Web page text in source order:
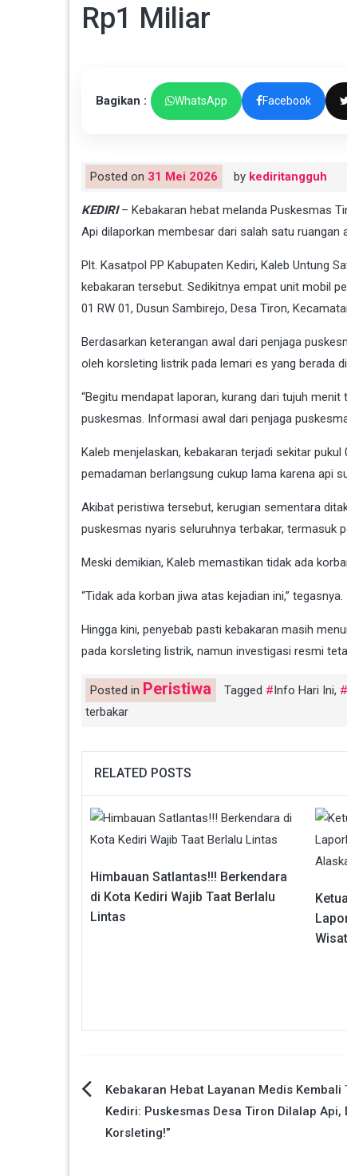
Rp1 Miliar
Bagikan : WhatsApp Facebook
Posted on 31 Mei 2026 by kediritangguh
KEDIRI– Kebakaran hebat melanda Puskesmas
Api dilaporkan membesar dari salah satu
Plt. Kasatpol PP Kabupaten Kediri, Kaleb Untung
kebakaran tersebut. Sedikitnya empat unit mobil
01 RW 01, Dusun Sambirejo, Desa Tiron,
Berdasarkan keterangan awal dari penjaga
oleh korsleting listrik pada lemari es yang berada
“Begitu mendapat laporan, kurang dari tujuh
puskesmas. Informasi awal dari penjaga
Kaleb menjelaskan, kebakaran terjadi sekitar
pemadaman berlangsung cukup lama karena api
Akibat peristiwa tersebut, kerugian sementara
puskesmas nyaris seluruhnya terbakar, termasuk
Meski demikian, Kaleb memastikan tidak ada
“Tidak ada korban jiwa atas kejadian ini,” tegasnya.
Hingga kini, penyebab pasti kebakaran masih
pada korsleting listrik, namun investigasi resmi
Posted in Peristiwa Tagged Info Hari Ini,
terbakar
RELATED POSTS
Himbauan Satlantas!!! Berkendara
di Kota Kediri Wajib Taat Berlalu
Lintas
Navigasi
pos
Kebakaran Hebat Layanan Medis Kembali
Kediri: Puskesmas Desa Tiron Dilalap Api,
Korsleting!”